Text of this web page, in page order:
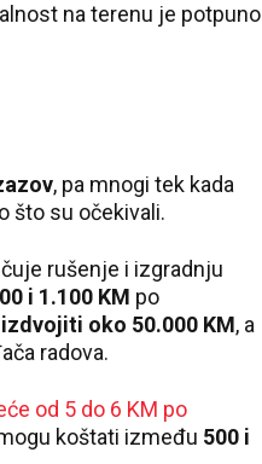
na terenu je potpuno
, pa mnogi tek kada
što su očekivali.
rušenje i izgradnju
i 1.100 KM po
oko 50.000 KM, a
radova.
od 5 do 6 KM po
koštati između 500 i